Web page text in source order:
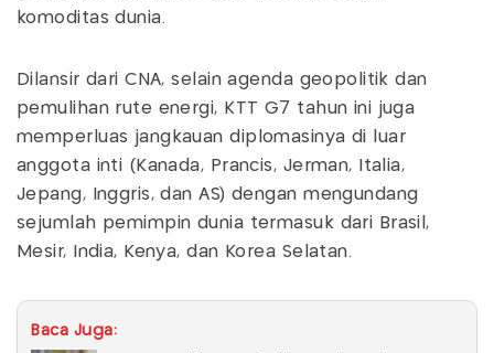
komoditas dunia.
Dilansir dari CNA, selain agenda geopolitik dan
pemulihan rute energi, KTT G7 tahun ini juga
memperluas jangkauan diplomasinya di luar
anggota inti (Kanada, Prancis, Jerman, Italia,
Jepang, Inggris, dan AS) dengan mengundang
sejumlah pemimpin dunia termasuk dari Brasil,
Mesir, India, Kenya, dan Korea Selatan.
Baca Juga: